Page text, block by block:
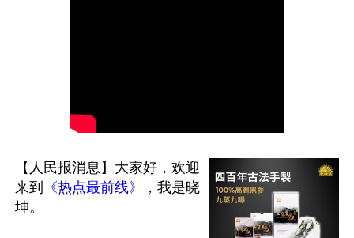
【人民报消息】大家好，欢迎
来到
《热点最前线》
，我是晓
坤。